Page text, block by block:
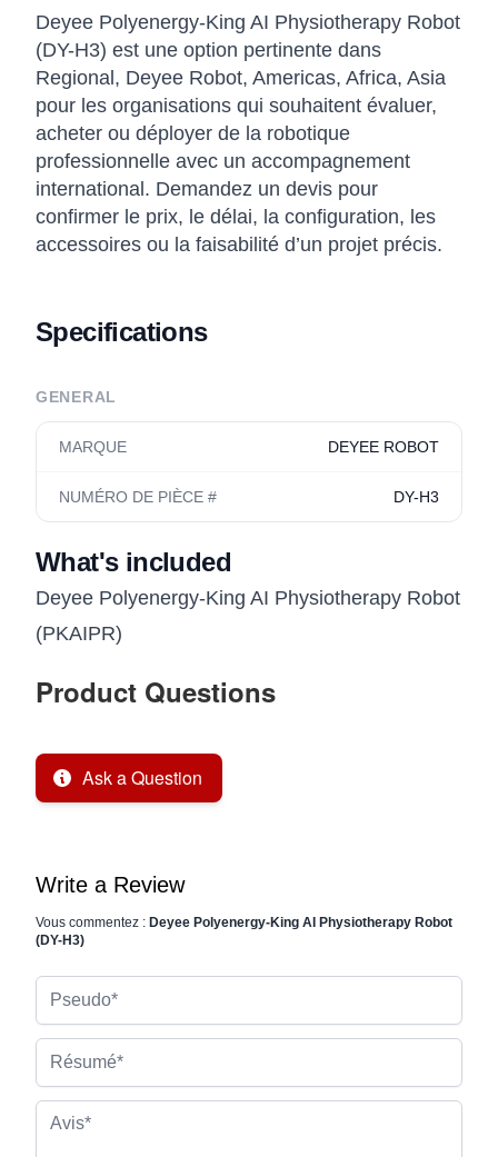
Deyee Polyenergy-King AI Physiotherapy Robot
(DY-H3) est une option pertinente dans
Regional, Deyee Robot, Americas, Africa, Asia
pour les organisations qui souhaitent évaluer,
acheter ou déployer de la robotique
professionnelle avec un accompagnement
international. Demandez un devis pour
confirmer le prix, le délai, la configuration, les
accessoires ou la faisabilité d’un projet précis.
Specifications
GENERAL
MARQUE DEYEE ROBOT
NUMÉRO DE PIÈCE # DY-H3
What's included
Deyee Polyenergy-King AI Physiotherapy Robot
(PKAIPR)
Product Questions
Ask a Question
Write a Review
Vous commentez : Deyee Polyenergy-King AI Physiotherapy Robot
(DY-H3)
Résumé
Avis